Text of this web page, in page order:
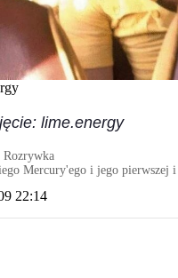
lime.energy
Rozrywka
Mercury'ego i jego pierwszej i
22:14